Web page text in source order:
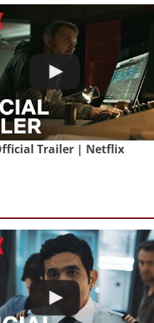
Trailer | Netflix